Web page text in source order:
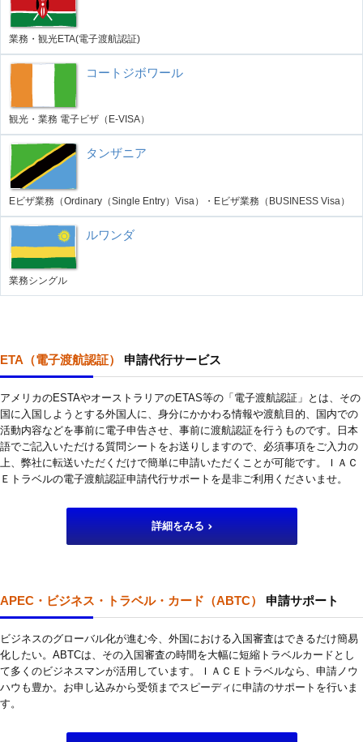
業務・観光ETA(電子渡航認証)
コートジボワール
観光・業務 電子ビザ（E-VISA）
タンザニア
Eビザ業務（Ordinary（Single Entry）Visa）・Eビザ業務（BUSINESS Visa）
ルワンダ
業務シングル
ETA（電子渡航認証） 申請代行サービス
アメリカのESTAやオーストラリアのETAS等の「電子渡航認証」とは、その
国に入国しようとする外国人に、身分にかかわる情報や渡航目的、国内での
活動内容などを事前に電子申告させ、事前に渡航認証を行うものです。日本
語でご記入いただける質問シートをお送りしますので、必須事項をご入力の
上、弊社に転送いただくだけで簡単に申請いただくことが可能です。ＩＡＣ
Ｅトラベルの電子渡航認証申請代行サポートを是非ご利用くださいませ。
詳細をみる
APEC・ビジネス・トラベル・カード（ABTC） 申請サポート
ビジネスのグローバル化が進む今、外国における入国審査はできるだけ簡易
化したい。ABTCは、その入国審査の時間を大幅に短縮トラベルカードとし
て多くのビジネスマンが活用しています。ＩＡＣＥトラベルなら、申請ノウ
ハウも豊か。お申し込みから受領までスピーディに申請のサポートを行いま
す。